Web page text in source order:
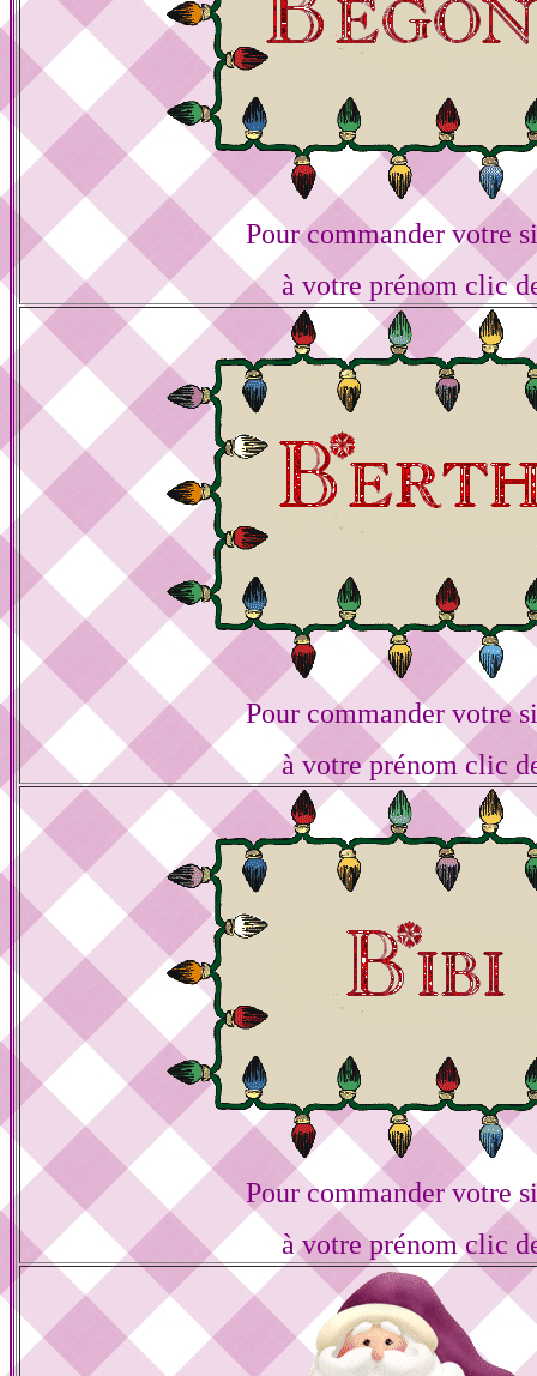
Pour commander votre
à votre prénom clic
Pour commander votre
à votre prénom clic
Pour commander votre
à votre prénom clic